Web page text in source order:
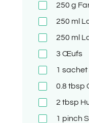
250 g
250 ml
250 ml
3 Œufs
1 sachet
0.8 tbsp
2 tbsp
1 pinch